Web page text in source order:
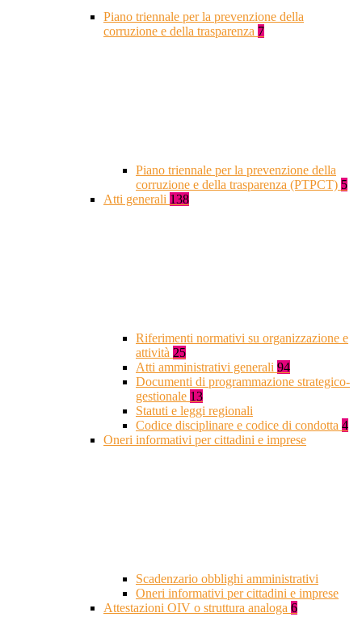
Piano triennale per la prevenzione della
corruzione e della trasparenza 7
Piano triennale per la prevenzione della
corruzione e della trasparenza (PTPCT) 5
Atti generali 138
Riferimenti normativi su organizzazione e
attività 25
Atti amministrativi generali 94
Documenti di programmazione strategico-
gestionale 13
Statuti e leggi regionali
Codice disciplinare e codice di condotta 4
Oneri informativi per cittadini e imprese
Scadenzario obblighi amministrativi
Oneri informativi per cittadini e imprese
Attestazioni OIV o struttura analoga 6